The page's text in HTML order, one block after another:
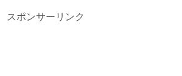
スポンサーリンク